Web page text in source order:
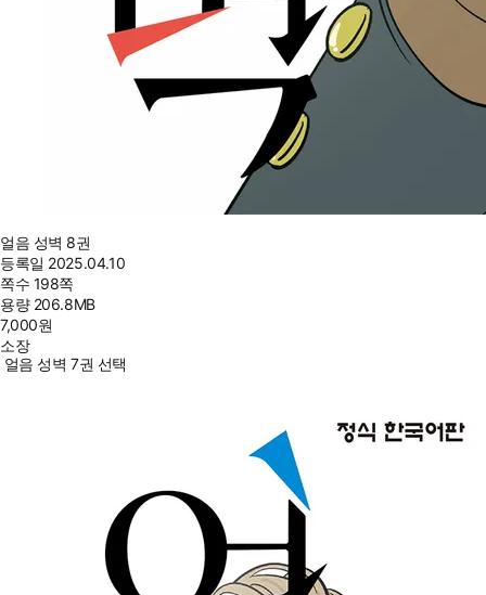
얼음 성벽 8권
등록일 2025.04.10
쪽수 198쪽
용량 206.8MB
7,000원
소장
얼음 성벽 7권 선택